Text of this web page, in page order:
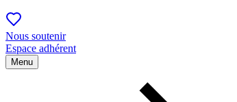
Nous soutenir
Espace adhérent
Menu